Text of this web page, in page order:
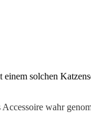
solchen
wahr